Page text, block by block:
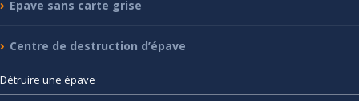
Epave sans carte grise
Centre de destruction d’épave
Détruire une épave